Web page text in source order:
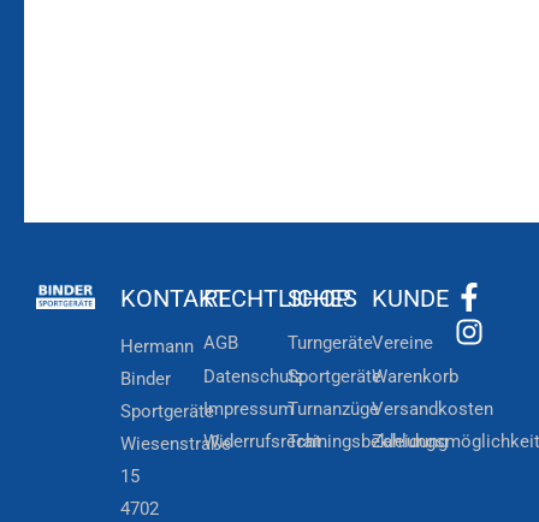
KONTAKT
Hermann
Binder
Sportgeräte
Wiesenstraße
15
4702
RECHTLICHES
AGB
Datenschutz
Impressum
Widerrufsrecht
SHOP
Turngeräte
Sportgeräte
Turnanzüge
Trainingsbekleidung
KUNDE
Vereine
Warenkorb
Versandkosten